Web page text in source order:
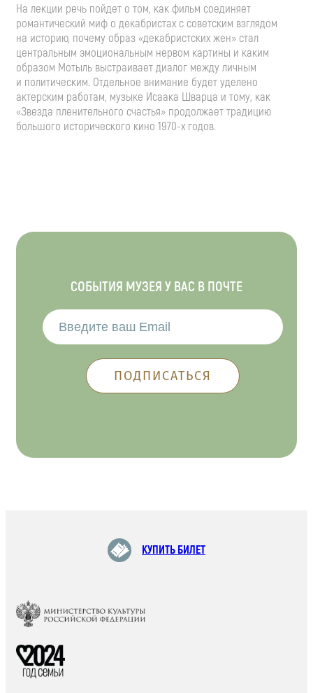
На лекции речь пойдет о том, как фильм соединяет
романтический миф о декабристах с советским взглядом
на историю, почему образ «декабристских жен» стал
центральным эмоциональным нервом картины и каким
образом Мотыль выстраивает диалог между личным
и политическим. Отдельное внимание будет уделено
актерским работам, музыке Исаака Шварца и тому, как
«Звезда пленительного счастья» продолжает традицию
большого исторического кино 1970-х годов.
СОБЫТИЯ МУЗЕЯ У ВАС В ПОЧТЕ
КУПИТЬ БИЛЕТ